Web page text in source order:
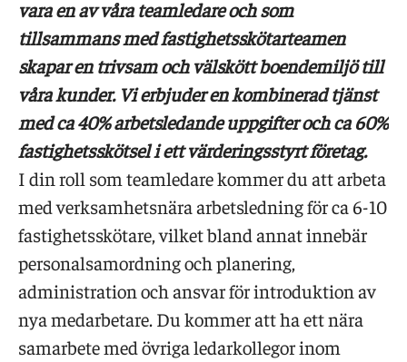
vara en av våra teamledare och som
tillsammans med fastighetsskötarteamen
skapar en trivsam och välskött boendemiljö till
våra kunder. Vi erbjuder en kombinerad tjänst
med ca 40% arbetsledande uppgifter och ca 60%
fastighetsskötsel i ett värderingsstyrt företag.
I din roll som teamledare kommer du att arbeta
med verksamhetsnära arbetsledning för ca 6-10
fastighetsskötare, vilket bland annat innebär
personalsamordning och planering,
administration och ansvar för introduktion av
nya medarbetare. Du kommer att ha ett nära
samarbete med övriga ledarkollegor inom